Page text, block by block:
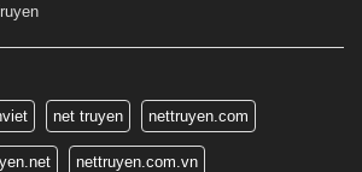
net truyen nettruyen.com
nettruyen.com.vn